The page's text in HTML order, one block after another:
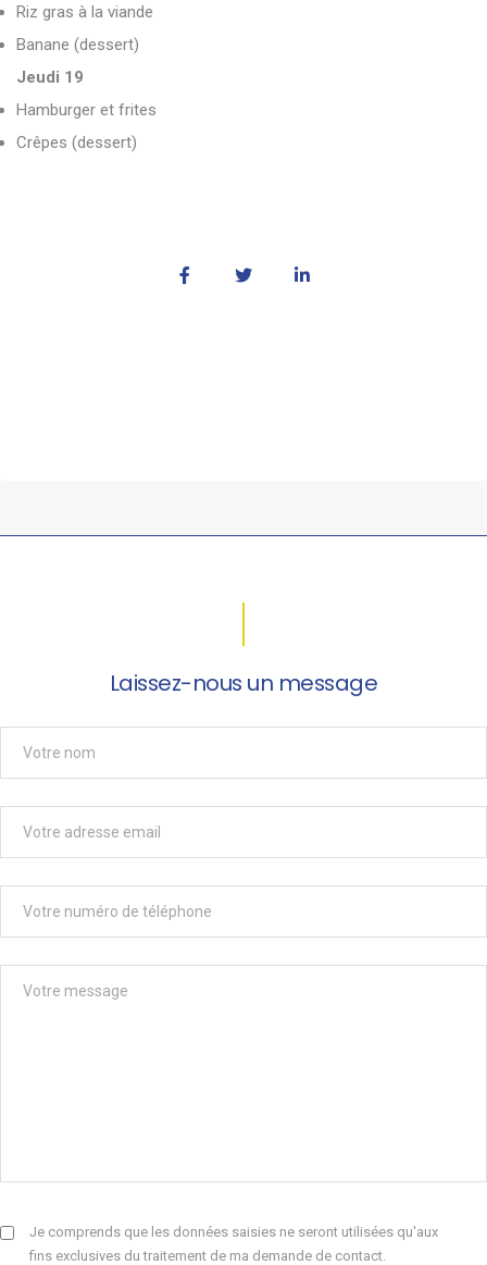
Riz gras à la viande
Banane (dessert)
Jeudi 19
Hamburger et frites
Crêpes (dessert)
Laissez-nous un message
Je comprends que les données saisies ne seront utilisées qu'aux
fins exclusives du traitement de ma demande de contact.